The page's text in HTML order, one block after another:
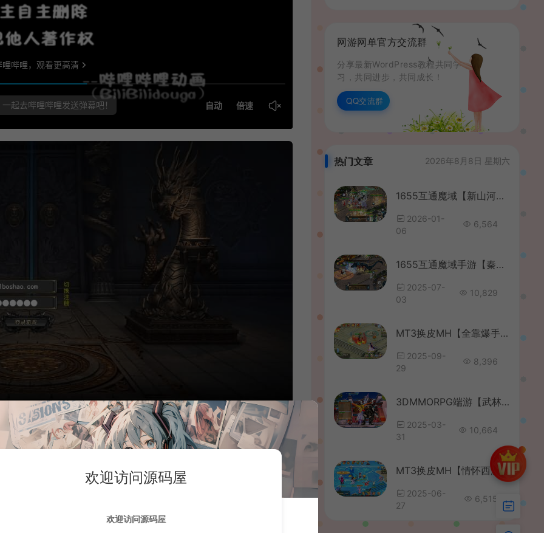
网游网单官方交流群
分享最新WordPress教程共同学
习，共同进步，共同成长！
QQ交流群
热门文章 2026年8月8日 星期六
1655互通魔域【新山河魔域】最新整理Win系半手工服务端+本地验证+本地注册+全套工具+详细搭建教程
2026-01-
06
6,564
1655互通魔域手游【秦哥复古三职业】最新整理Win半手工服务端+本地注册验证+GM工具+安卓+详细搭建教程
2025-07-
03
10,829
MT3换皮MH【全靠爆手游风】最新整理单机一键即玩镜像端+Linux手工服务端+安卓苹果双端+GM后台+详细搭建教程+全套源码
2025-09-
29
8,396
3DMMORPG端游【武林外传之暗影586超变版】最新整理单机一键即玩镜像端+Linux手工服务端+GM工具+网页注册+PC客户端+详细搭建教程
2025-03-
31
10,664
MT3换皮MH【情怀西游尊享挂机版】最新整理单机一键即玩镜像端+Linux手工服务端+安卓苹果双端+GM后台+详细搭建教程+全套源码
2025-06-
27
6,515
欢迎访问源码屋
欢迎访问源码屋